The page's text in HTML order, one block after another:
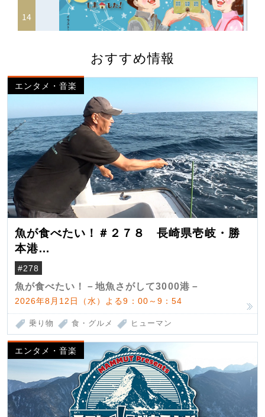
おすすめ情報
エンタメ・音楽
魚が食べたい！＃２７８ 長崎県壱岐・勝
本港
（クロマグロ）
#278
魚が食べたい！－地魚さがして3000港－
2026年8月12日（水）よる9：00～9：54
乗り物 食・グルメ ヒューマン
エンタメ・音楽